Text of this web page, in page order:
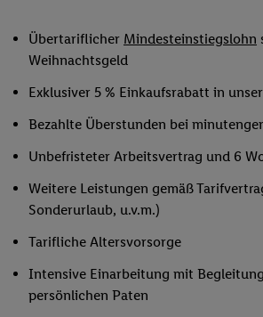
Übertariflicher Mindesteinstiegslohn
Weihnachtsgeld
Exklusiver 5 % Einkaufsrabatt in
Bezahlte Überstunden bei
Unbefristeter Arbeitsvertrag und 6
Weitere Leistungen gemäß
Sonderurlaub, u.v.m.)
Tarifliche Altersvorsorge
Intensive Einarbeitung mit
persönlichen Paten